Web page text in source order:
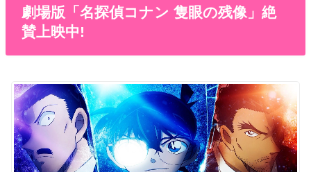
劇場版「名探偵コナン 隻眼の残像」絶
賛上映中!